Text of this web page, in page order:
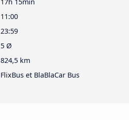
11:00
23:59
5 Ø
824,5 km
FlixBus et BlaBlaCar Bus